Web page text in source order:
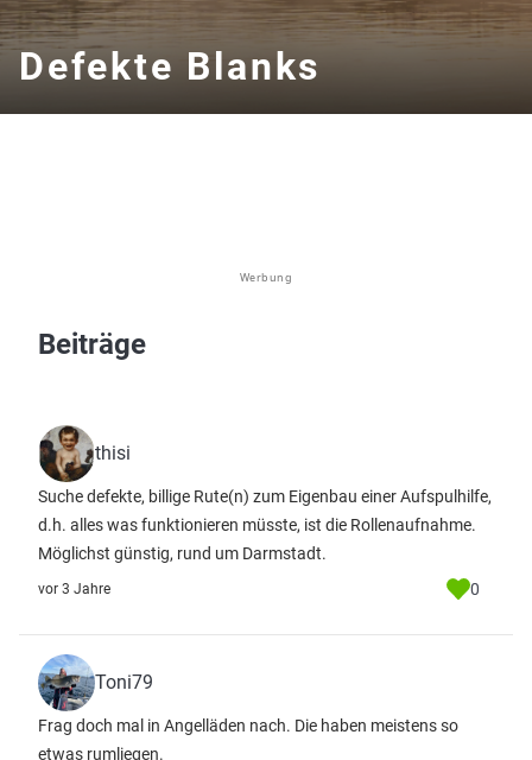
Defekte Blanks
Werbung
Beiträge
thisi
Suche defekte, billige Rute(n) zum Eigenbau einer Aufspulhilfe,
d.h. alles was funktionieren müsste, ist die Rollenaufnahme.
Möglichst günstig, rund um Darmstadt.
vor 3 Jahre 0
Toni79
Frag doch mal in Angelläden nach. Die haben meistens so
etwas rumliegen.